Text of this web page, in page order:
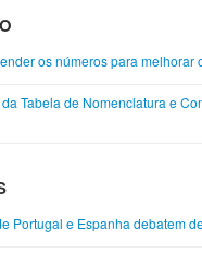
os números para melhorar
Tabela de Nomenclatura e
Portugal e Espanha debatem